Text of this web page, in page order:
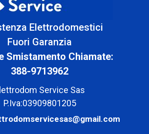
Elettrodomestici
Fuori Garanzia
Smistamento Chiamate:
388-9713962
Service Sas
P.Iva:03909801205